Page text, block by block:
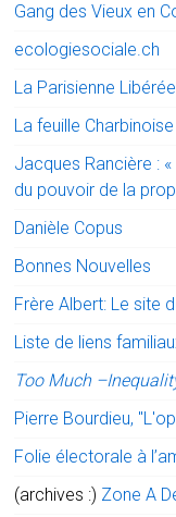
Gang des Vieux en
ecologiesociale.ch
La Parisienne Libérée
La feuille Charbinoise
Jacques Rancière :
du pouvoir de la
Danièle Copus
Bonnes Nouvelles
Frère Albert: Le site
Liste de liens
Too Much
Pierre Bourdieu,
Folie électorale à
(archives :) Zone A